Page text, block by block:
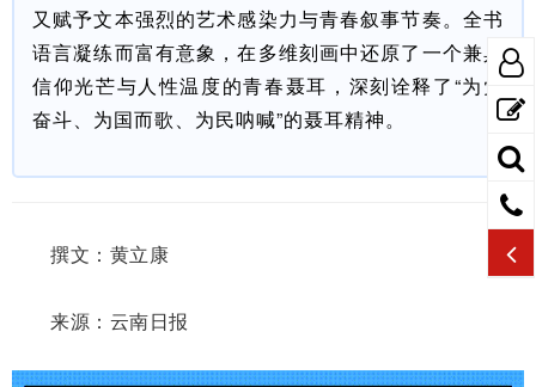
又赋予文本强烈的艺术感染力与青春叙事节奏。全书
语言凝练而富有意象，在多维刻画中还原了一个兼具
信仰光芒与人性温度的青春聂耳，深刻诠释了“为党
奋斗、为国而歌、为民呐喊”的聂耳精神。
撰文：黄立康
来源：云南日报